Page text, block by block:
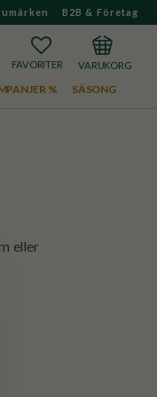
B2B & Företag
FAVORITERKUNDVAGN
% SÄSONG
eller